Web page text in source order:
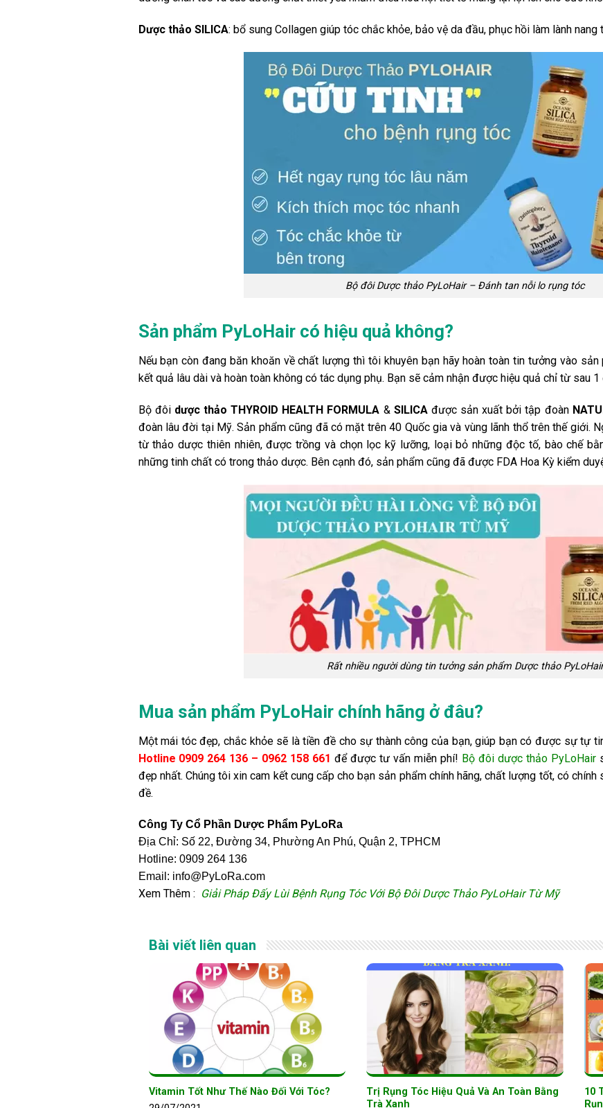
Dược thảo SILICA: bổ sung Collagen giúp tóc chắc khỏe, bảo vệ da đầu, phục hồi làm lành
Bộ đôi Dược thảo PyLoHair – Đánh tan nỗi lo rụng tóc
Sản phẩm PyLoHair có hiệu quả không?
Nếu bạn còn đang băn khoăn về chất lượng thì tôi khuyên bạn hãy hoàn toàn tin tưởng vào
kết quả lâu dài và hoàn toàn không có tác dụng phụ. Bạn sẽ cảm nhận được hiệu quả chỉ từ sau 1
Bộ đôi dược thảo THYROID HEALTH FORMULA & SILICA được sản xuất bởi tập đoàn
đoàn lâu đời tại Mỹ. Sản phẩm cũng đã có mặt trên 40 Quốc gia và vùng lãnh thổ trên thế giới.
từ thảo dược thiên nhiên, được trồng và chọn lọc kỹ lưỡng, loại bỏ những độc tố, bào chế
những tinh chất có trong thảo dược. Bên cạnh đó, sản phẩm cũng đã được FDA Hoa Kỳ kiểm
Rất nhiều người dùng tin tưởng sản phẩm Dược thảo PyLoHair
Mua sản phẩm PyLoHair chính hãng ở đâu?
Một mái tóc đẹp, chắc khỏe sẽ là tiền đề cho sự thành công của bạn, giúp bạn có được sự tự
Hotline 0909 264 136 – 0962 158 661để được tư vấn miễn phí! Bộ đôi dược thảo PyLoHair
đẹp nhất. Chúng tôi xin cam kết cung cấp cho bạn sản phẩm chính hãng, chất lượng tốt, có
đề.
Công Ty Cổ Phần Dược Phẩm PyLoRa
Địa Chỉ: Số 22, Đường 34, Phường An Phú, Quận 2, TPHCM
Hotline: 0909 264 136
Email: info@PyLoRa.com
Xem Thêm : Giải Pháp Đấy Lùi Bệnh Rụng TócVới Bộ Đôi Dược Thảo PyLoHair Từ Mỹ
Bài viết liên quan
Vitamin Tốt Như Thế Nào Đối Với Tóc?
Trị Rụng Tóc Hiệu Quả Và An Toàn Bằng
Trà Xanh
10